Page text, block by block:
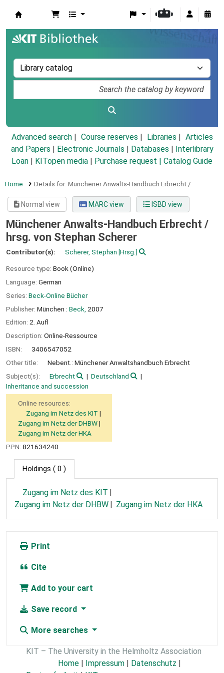
Advanced search Course reserves Libraries
Articles
and Papers
Electronic Journals Databases
Interlibrary
Loan
KITopen media Purchase request | Catalog Guide
Home Details for: Münchener Anwalts-Handbuch Erbrecht /
Normal view MARC view ISBD view
Münchener Anwalts-Handbuch Erbrecht /
hrsg. von Stephan Scherer
Contributor(s): Scherer, Stephan [Hrsg.]
Resource type: Book (Online)
Language: German
Series: Beck-Online Bücher
Publisher: München : Beck, 2007
Edition: 2. Aufl
Description: Online-Ressource
ISBN:
3406547052
Other title:
Nebent.: Münchener Anwaltshandbuch Erbrecht
Subject(s):
Erbrecht
Deutschland
Inheritance and succession
Online resources:
Zugang im Netz des KIT
Zugang im Netz der DHBW
Zugang im Netz der HKA
PPN: 821634240
Holdings ( 0 )
Zugang im Netz des KIT
Zugang im Netz der DHBW
Zugang im Netz der HKA
Print
Cite
Add to your cart
Save record
More searches
KIT – The University in the Helmholtz Association
Home | Impressum | Datenschutz |